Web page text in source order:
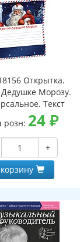
Открытка.
Морозу.
Текст
розн: 24₽
+